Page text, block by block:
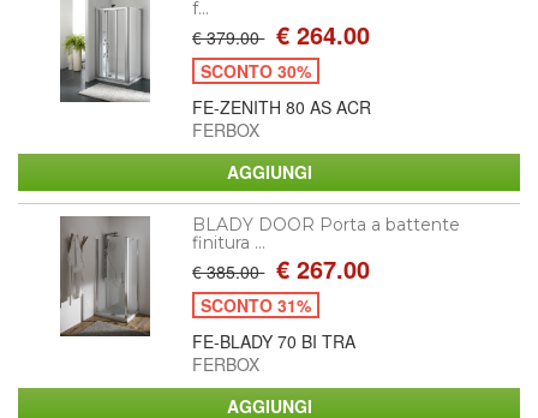
f...
€ 379.00 € 264.00
SCONTO 30%
FE-ZENITH 80 AS ACR
FERBOX
BLADY DOOR Porta a battente
finitura ...
€ 385.00 € 267.00
SCONTO 31%
FE-BLADY 70 BI TRA
FERBOX